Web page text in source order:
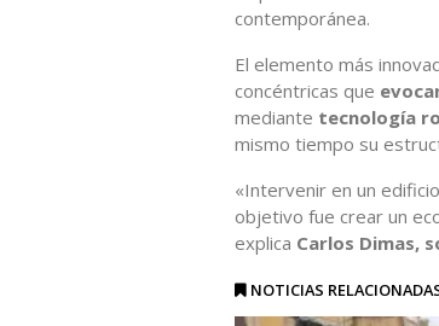
contemporánea.
El elemento más
concéntricas que
mediante tecnología
mismo tiempo su
«Intervenir en un
objetivo fue crear un
explica Carlos Dimas,
NOTICIAS